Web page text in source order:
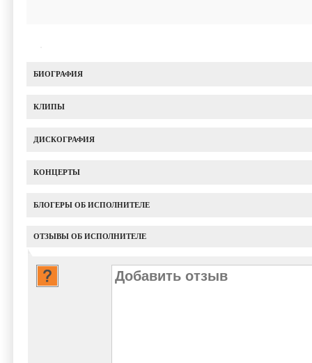
БИОГРАФИЯ
КЛИПЫ
ДИСКОГРАФИЯ
КОНЦЕРТЫ
БЛОГЕРЫ ОБ ИСПОЛНИТЕЛЕ
ОТЗЫВЫ ОБ ИСПОЛНИТЕЛЕ